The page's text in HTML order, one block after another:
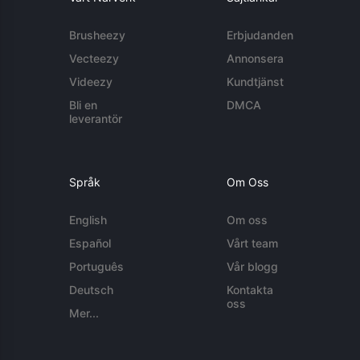
Brusheezy
Vecteezy
Videezy
Bli en
leverantör
Erbjudanden
Annonsera
Kundtjänst
DMCA
Språk
English
Español
Português
Deutsch
Mer...
Om Oss
Om oss
Vårt team
Vår blogg
Kontakta
oss